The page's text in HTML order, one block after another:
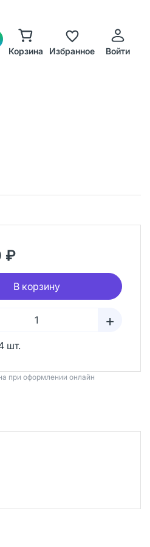
Корзина Избранное Войти
₽
В корзину
+
шт.
при оформлении онлайн